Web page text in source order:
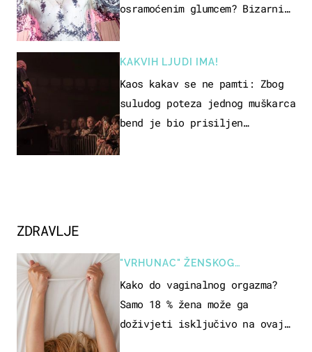
osramoćenim glumcem? Bizarni
KAKVIH LJUDI IMA!
Kaos kakav se ne pamti: Zbog
suludog poteza jednog muškarca
bend je bio prisiljen
ZDRAVLJE
"VRHUNAC" ŽENSKOG
SEKSUALNOG ISKUSTVA
Kako do vaginalnog orgazma?
Samo 18 % žena može ga
doživjeti isključivo na ovaj